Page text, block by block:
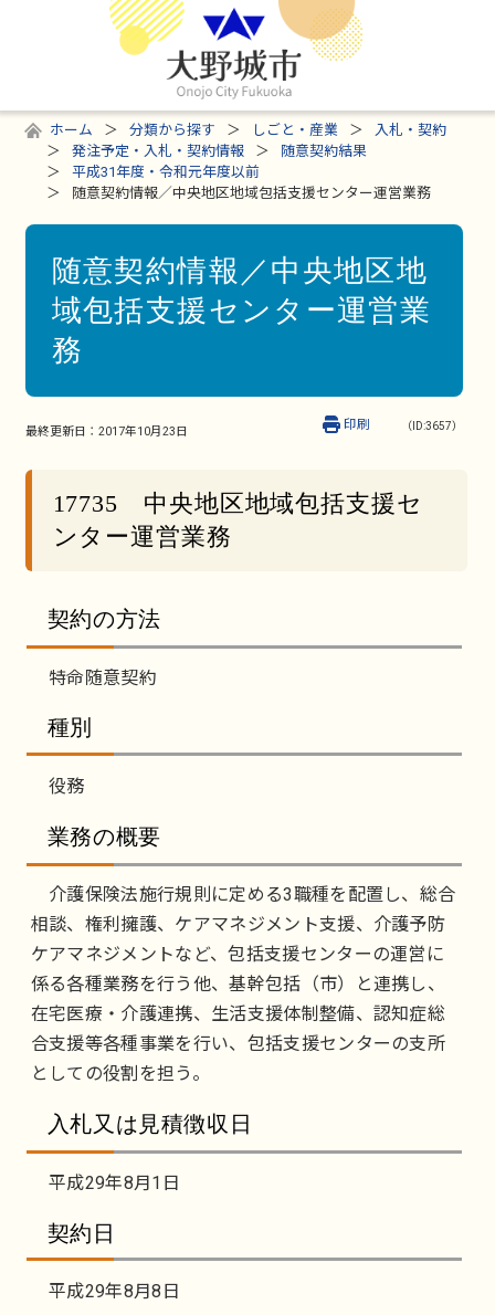
ホーム 分類から探す しごと・産業
入札・契約
発注予定・入札・契約情報
随意契約結果
平成31年度・令和元年度以前
随意契約情報／中央地区地域包括支援センター運営業務
随意契約情報／中央地区地
域包括支援センター運営業
務
最終更新日： 2017年10月23日 （ID:3657）
印刷
17735 中央地区地域包括支援セ
ンター運営業務
契約の方法
特命随意契約
種別
役務
業務の概要
介護保険法施行規則に定める3職種を配置し、総合
相談、権利擁護、ケアマネジメント支援、介護予防
ケアマネジメントなど、包括支援センターの運営に
係る各種業務を行う他、基幹包括（市）と連携し、
在宅医療・介護連携、生活支援体制整備、認知症総
合支援等各種事業を行い、包括支援センターの支所
としての役割を担う。
入札又は見積徴収日
平成29年8月1日
契約日
平成29年8月8日